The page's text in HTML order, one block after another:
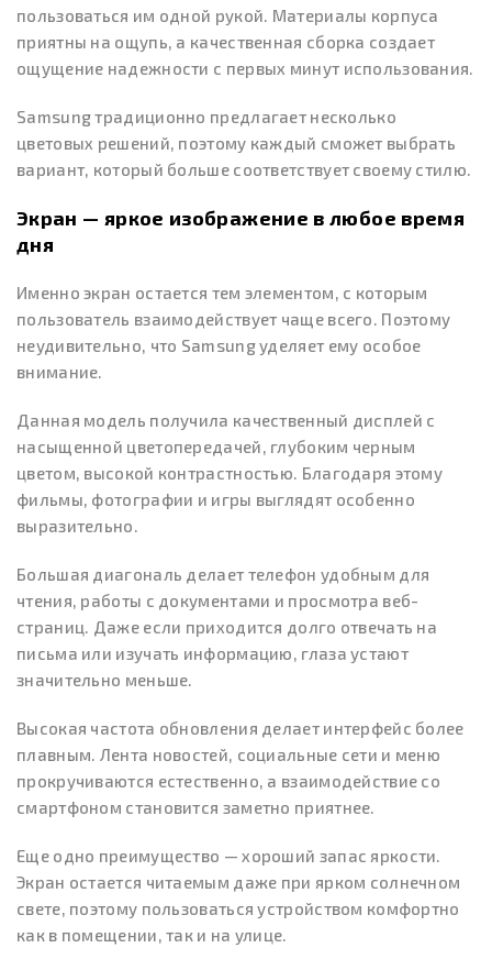
пользоваться им одной рукой. Материалы корпуса
приятны на ощупь, а качественная сборка создает
ощущение надежности с первых минут использования.
Samsung традиционно предлагает несколько
цветовых решений, поэтому каждый сможет выбрать
вариант, который больше соответствует своему стилю.
Экран — яркое изображение в любое время
дня
Именно экран остается тем элементом, с которым
пользователь взаимодействует чаще всего. Поэтому
неудивительно, что Samsung уделяет ему особое
внимание.
Данная модель получила качественный дисплей с
насыщенной цветопередачей, глубоким черным
цветом, высокой контрастностью. Благодаря этому
фильмы, фотографии и игры выглядят особенно
выразительно.
Большая диагональ делает телефон удобным для
чтения, работы с документами и просмотра веб-
страниц. Даже если приходится долго отвечать на
письма или изучать информацию, глаза устают
значительно меньше.
Высокая частота обновления делает интерфейс более
плавным. Лента новостей, социальные сети и меню
прокручиваются естественно, а взаимодействие со
смартфоном становится заметно приятнее.
Еще одно преимущество — хороший запас яркости.
Экран остается читаемым даже при ярком солнечном
свете, поэтому пользоваться устройством комфортно
как в помещении, так и на улице.